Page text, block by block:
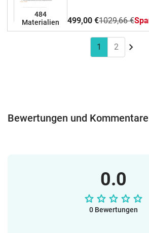
484
Materialien
499,00 €1029,66 €
1 2
Bewertungen und Kommentare
0.0
0 Bewertungen